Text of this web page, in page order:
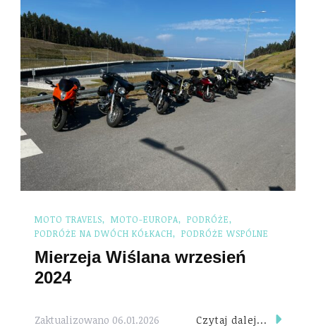
MOTO TRAVELS MOTO-EUROPA
PODRÓŻE
PODRÓŻE NA DWÓCH KÓŁKACH
PODRÓŻE WSPÓLNE
Mierzeja Wiślana wrzesień
2024
Zaktualizowano 06.01.2026 Czytaj dalej...